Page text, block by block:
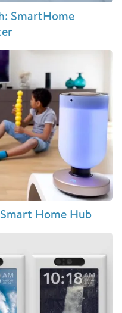
SmartHome
Home Hub